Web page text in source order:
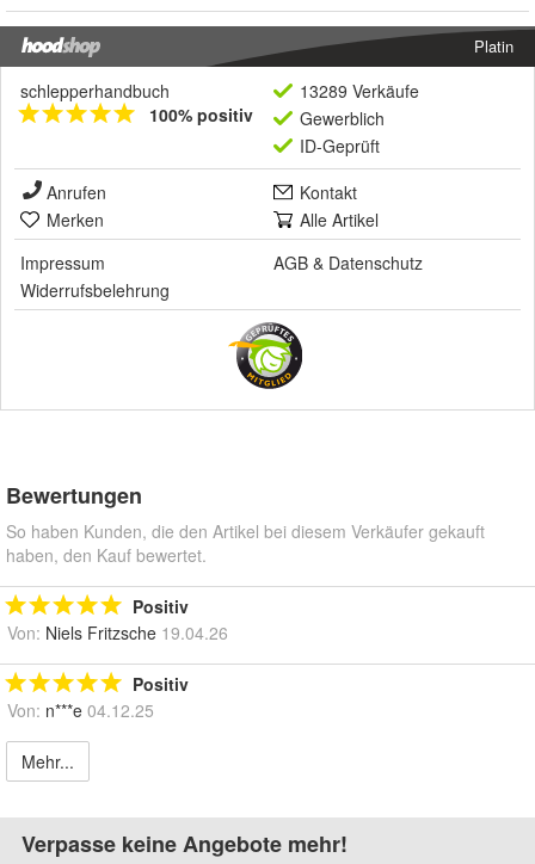
Platin
schlepperhandbuch
100% positiv
13289 Verkäufe
Gewerblich
ID-Geprüft
Anrufen
Kontakt
Merken
Alle Artikel
Impressum
AGB & Datenschutz
Widerrufsbelehrung
Bewertungen
So haben Kunden, die den Artikel bei diesem Verkäufer gekauft
haben, den Kauf bewertet.
Positiv
Von: Niels Fritzsche 19.04.26
Positiv
Von: n***e 04.12.25
Mehr...
Verpasse keine Angebote mehr!